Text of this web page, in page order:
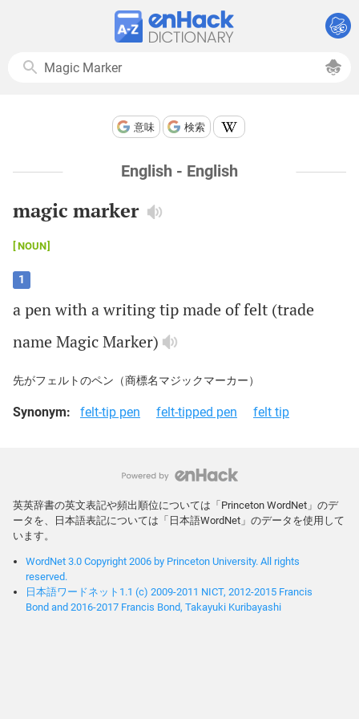
意味 検索
English - English
magic marker
NOUN
1
apenwithawritingtipmade offelt (trade
name MagicMarker)
先がフェルトのペン（商標名マジックマーカー）
Synonym: felt-tip pen felt-tipped pen felt tip
英英辞書の英文表記や頻出順位については「Princeton WordNet」のデ
ータを、日本語表記については「日本語WordNet」のデータを使用して
います。
WordNet 3.0 Copyright 2006 by Princeton University. All rights
reserved.
日本語ワードネット1.1 (c) 2009-2011 NICT, 2012-2015 Francis
Bond and 2016-2017 Francis Bond, Takayuki Kuribayashi